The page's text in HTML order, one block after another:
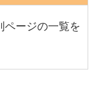
ージの一覧を